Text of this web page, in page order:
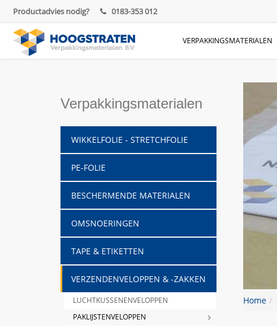
Productadvies nodig? 0183-353 012
VERPAKKINGSMATERIALEN
Home
Verpakkingsmaterialen
WIKKELFOLIE - STRETCHFOLIE
PE-FOLIE
BESCHERMENDE MATERIALEN
OMSNOERINGEN
TAPE & ETIKETTEN
VERZENDENVELOPPEN & -ZAKKEN
LUCHTKUSSENENVELOPPEN
PAKLIJSTENVELOPPEN